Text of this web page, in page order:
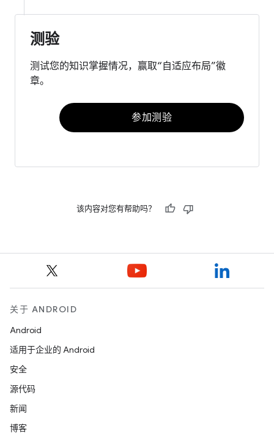
测验
测试您的知识掌握情况，赢取“自适应布局”徽
章。
参加测验
该内容对您有帮助吗？
关于 ANDROID
Android
适用于企业的 Android
安全
源代码
新闻
博客